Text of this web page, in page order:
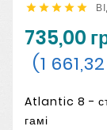
    
735,00
(1
Atlantic 8 -
гамі